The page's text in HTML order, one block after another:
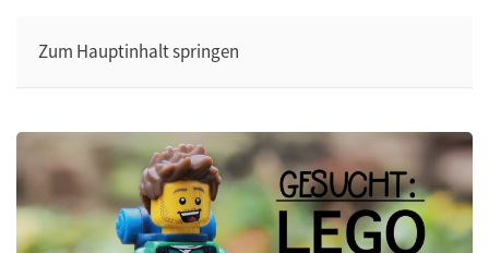
Zum Hauptinhalt springen